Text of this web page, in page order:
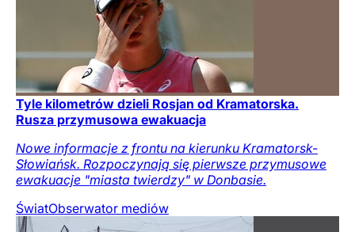
Tyle kilometrów dzieli Rosjan od Kramatorska.
Rusza przymusowa ewakuacja
Nowe informacje z frontu na kierunku Kramatorsk-
Słowiańsk. Rozpoczynają się pierwsze przymusowe
ewakuacje "miasta twierdzy" w Donbasie.
ŚwiatObserwator mediów